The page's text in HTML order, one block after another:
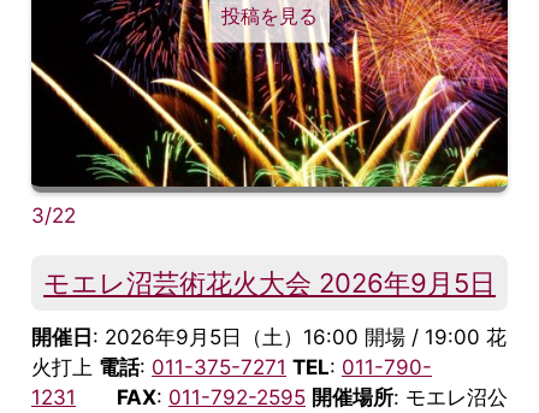
投稿を見る
3/22
モエレ沼芸術花火大会 2026年9月5日
開催日: 2026年9月5日（土）16:00 開場 / 19:00 花
火打上 電話: 011-375-7271 TEL: 011-790-
1231
FAX: 011-792-2595 開催場所: モエレ沼公